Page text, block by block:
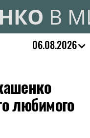
В
06.08.2026
любимого